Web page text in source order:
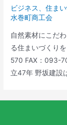
ビジネス 、住ま
水巻町商工会
自然素材にこだ
る住まいづくり
570 FAX：093-
立47年 野坂建設